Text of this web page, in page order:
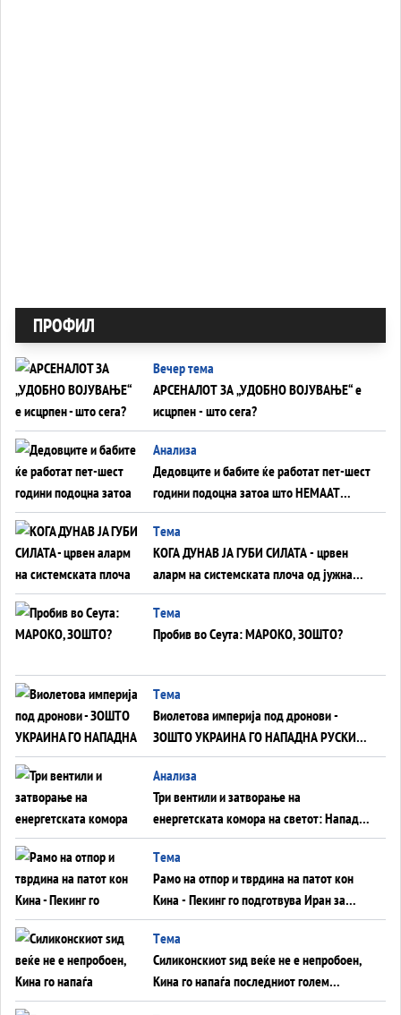
ПРОФИЛ
Вечер тема
АРСЕНАЛОТ ЗА „УДОБНО ВОЈУВАЊЕ“ е
исцрпен - што сега?
Анализа
Дедовците и бабите ќе работат пет-шест
години подоцна затоа што НЕМААТ
ВНУЦИ ДА ГИ ЗАМЕНАТ
Tема
КОГА ДУНАВ ЈА ГУБИ СИЛАТА - црвен
аларм на системската плоча од јужна
Германија до Црното Море...
Tема
Пробив во Сеута: МАРОКО, ЗОШТО?
Tема
Виолетова империја под дронови -
ЗОШТО УКРАИНА ГО НАПАДНА РУСКИОТ
WILDBERRIES
Aнализа
Три вентили и затворање на
енергетската комора на светот: Нападот
во Суец најавува глобален енергетски
инфаркт?
Tема
Рамо на отпор и тврдина на патот кон
Кина - Пекинг го подготвува Иран за
американска копнена инвазија
Tема
Силиконскиот ѕид веќе не е непробоен,
Кина го напаѓа последниот голем
монопол на Западот?